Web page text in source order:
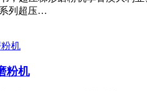
列超压…
粉机